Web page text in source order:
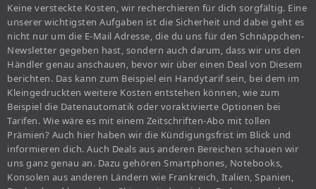
Keine versteckte Kosten, wir recherchieren für dich sorgfältig. Eine
unserer wichtigsten Aufgaben ist die Sicherheit und dabei geht es
nicht nur um die E-Mail Adresse, die du uns für den Schnäppchen-
Newsletter gegeben hast, sondern auch darum, dass wir uns den
Händler genau anschauen, bevor wir über einen Deal von Diesem
berichten. Das kann zum Beispiel ein Handytarif sein, bei dem im
Kleingedruckten weitere Kosten entstehen können, wie zum
Beispiel die Datenautomatik oder voraktivierte Optionen bei
Tarifen. Wie wäre es mit einem Zeitschriften-Abo mit tollen
Prämien? Auch hier haben wir die Kündigungsfrist im Blick und
informieren dich. Auch Deals aus anderen Bereichen schauen wir
uns ganz genau an. Dazu gehören Smartphones, Notebooks,
Konsolen aus anderen Ländern wie Frankreich, Italien, Spanien,